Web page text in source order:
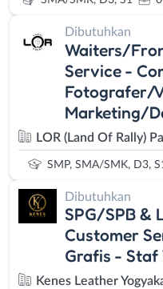
Dibutuhkan
Waiters/
Service -
Fotografer/
Marketing/
LOR (Land Of Rally)
SMP, SMA/SMK, D3,
Dibutuhkan
SPG/SPB &
Customer
Grafis - Staf
Kenes Leather